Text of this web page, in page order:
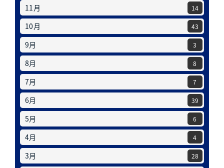
11月 14
10月 43
9月 3
8月 8
7月 7
6月 39
5月 6
4月 4
3月 28